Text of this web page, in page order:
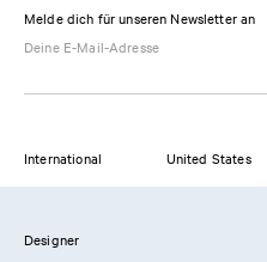
Melde dich für unseren Newsletter an
International United States
Designer